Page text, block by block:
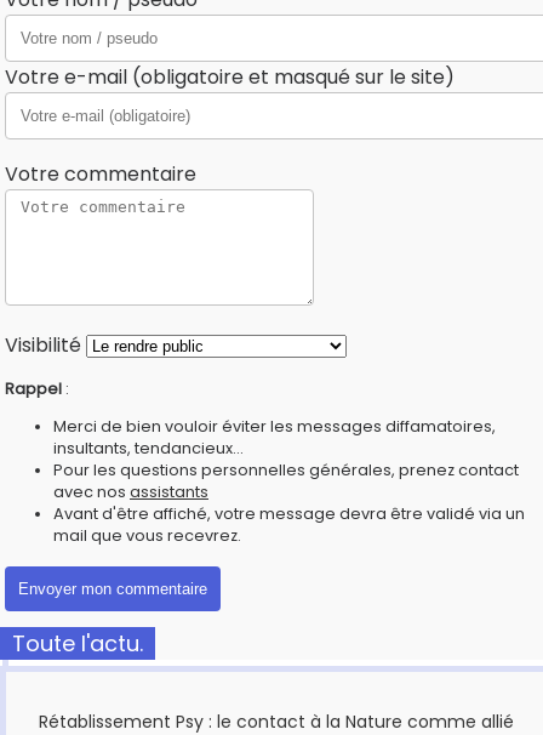
Votre e-mail (obligatoire et masqué sur le site)
Votre commentaire
Visibilité
Rappel :
Merci de bien vouloir éviter les messages diffamatoires,
insultants, tendancieux...
Pour les questions personnelles générales, prenez contact
avec nos assistants
Avant d'être affiché, votre message devra être validé via un
mail que vous recevrez.
Toute l'actu.
Rétablissement Psy : le contact à la Nature comme allié